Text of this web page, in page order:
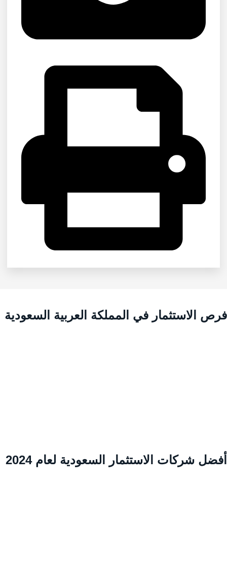
الاستثمار في المملكة العربية السعودية
شركات الاستثمار السعودية لعام 2024